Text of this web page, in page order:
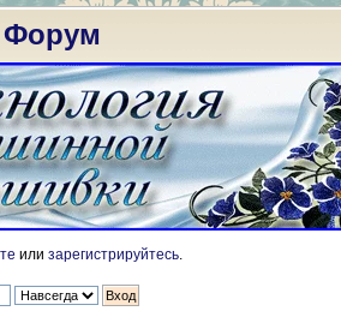
или зарегистрируйтесь